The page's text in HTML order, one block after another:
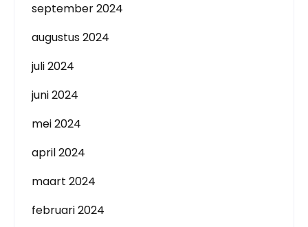
september 2024
augustus 2024
juli 2024
juni 2024
mei 2024
april 2024
maart 2024
februari 2024